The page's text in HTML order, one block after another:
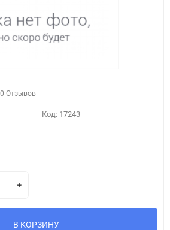
0 Отзывов
Код: 17243
В КОРЗИНУ